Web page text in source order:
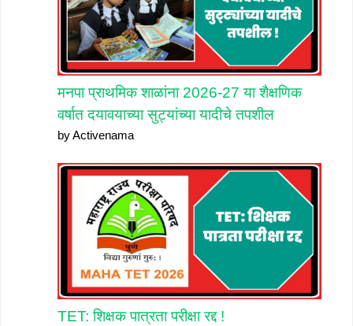
मनपा प्राथमिक शाळांना 2026-27 या शैक्षणिक
वर्षात दयावयाच्या सुट्यांच्या यादीचे तपशील
by Activenama
TET: शिक्षक पात्रता परीक्षा रद्द !